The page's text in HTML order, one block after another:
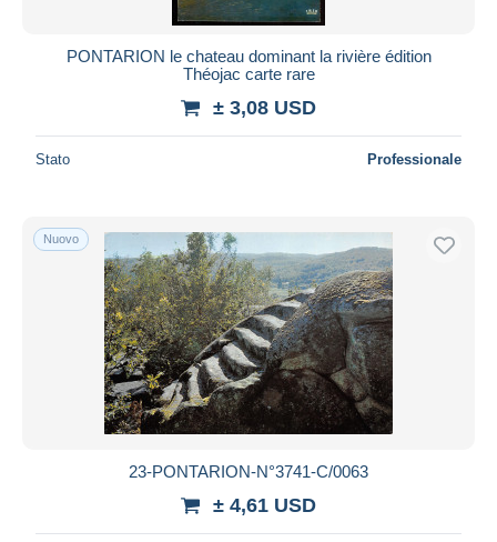
PONTARION le chateau dominant la rivière édition
Théojac carte rare
± 3,08 USD
Stato Professionale
Nuovo
23-PONTARION-N°3741-C/0063
± 4,61 USD